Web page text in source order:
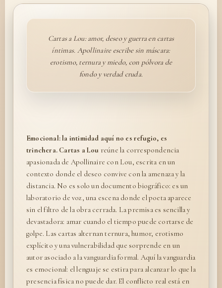
Cartas a Lou: amor, deseo y guerra en cartas
íntimas. Apollinaire escribe sin máscara:
erotismo, ternura y miedo, con pólvora de
fondo y verdad cruda.
Emocional: la intimidad aquí no es refugio, es
trinchera. Cartas a Lou reúne la correspondencia
apasionada de Apollinaire con Lou, escrita en un
contexto donde el deseo convive con la amenaza y la
distancia. No es solo un documento biográfico: es un
laboratorio de voz, una escena donde el poeta aparece
sin el filtro de la obra cerrada. La premisa es sencilla y
devastadora: amar cuando el tiempo puede cortarse de
golpe. Las cartas alternan ternura, humor, erotismo
explícito y una vulnerabilidad que sorprende en un
autor asociado a la vanguardia formal. Aquí la vanguardia
es emocional: el lenguaje se estira para alcanzar lo que la
presencia física no puede dar. El conflicto real está en